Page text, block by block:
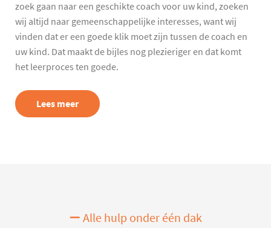
zoek gaan naar een geschikte coach voor uw kind, zoeken
wij altijd naar gemeenschappelijke interesses, want wij
vinden dat er een goede klik moet zijn tussen de coach en
uw kind. Dat maakt de bijles nog plezieriger en dat komt
het leerproces ten goede.
Lees meer
Alle hulp onder één dak